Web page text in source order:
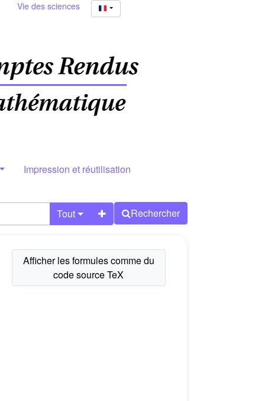
Vie des sciences
Impression et réutilisation
Tout Rechercher